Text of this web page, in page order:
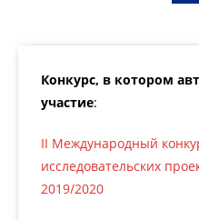
Конкурс, в котором
участие:
II Международный
исследовательских
2019/2020